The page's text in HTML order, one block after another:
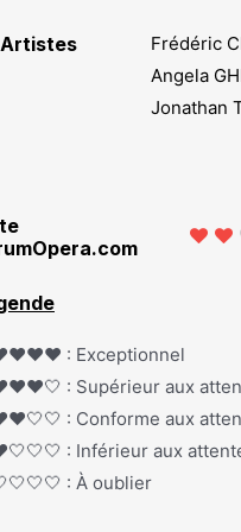
Artistes
Frédéric
Angela
Jonathan
: Exceptionnel
: Supérieur aux
: Conforme aux
: Inférieur aux
: À oublier